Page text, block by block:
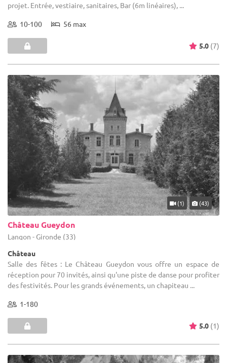
projet. Entrée, vestiaire, sanitaires, Bar (6m linéaires), ...
10-100 56 max
5.0 (7)
(1) (43)
Château Gueydon
Langon - Gironde (33)
Château
Salle des fêtes : Le Château Gueydon vous offre un espace de
réception pour 70 invités, ainsi qu'une piste de danse pour profiter
des festivités. Pour les grands événements, un chapiteau ...
1-180
5.0 (1)